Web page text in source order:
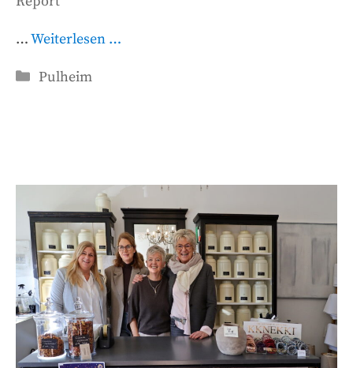
…Weiterlesen …
Kategorien
Pulheim